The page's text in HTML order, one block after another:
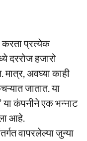
करता प्रत्येक
दररोज हजारो
अवघ्या काही
जातात. या
या कंपनीने एक भन्नाट
आहे.
वापरलेल्या जुन्या